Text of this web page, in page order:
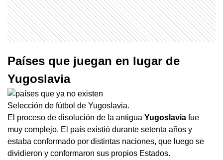
Países que juegan en lugar de
Yugoslavia
Selección de fútbol de Yugoslavia.
El proceso de disolución de la antigua Yugoslavia fue
muy complejo. El país existió durante setenta años y
estaba conformado por distintas naciones, que luego se
dividieron y conformaron sus propios Estados.